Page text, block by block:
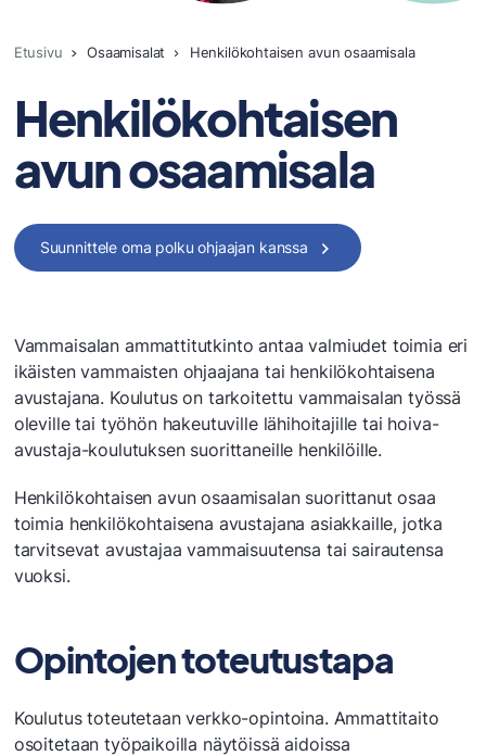
Etusivu Osaamisalat Henkilökohtaisen avun osaamisala
Henkilökohtaisen
avun osaamisala
Suunnittele oma polku ohjaajan kanssa
Vammaisalan ammattitutkinto antaa valmiudet toimia eri
ikäisten vammaisten ohjaajana tai henkilökohtaisena
avustajana. Koulutus on tarkoitettu vammaisalan työssä
oleville tai työhön hakeutuville lähihoitajille tai hoiva-
avustaja-koulutuksen suorittaneille henkilöille.
Henkilökohtaisen avun osaamisalan suorittanut osaa
toimia henkilökohtaisena avustajana asiakkaille, jotka
tarvitsevat avustajaa vammaisuutensa tai sairautensa
vuoksi.
Opintojen toteutustapa
Koulutus toteutetaan verkko-opintoina. Ammattitaito
osoitetaan työpaikoilla näytöissä aidoissa